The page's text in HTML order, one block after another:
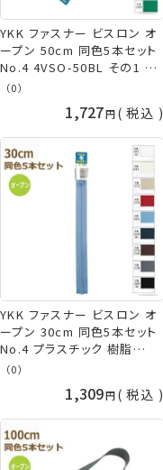
YKK ファスナー ビスロン オ
ープン 50cm 同色5本セット
No.4 4VSO-50BL その1 プ
ラスチック 樹脂 ネコポス可
（0）
1,727 税込
YKK ファスナー ビスロン オ
ープン 30cm 同色5本セット
No.4 プラスチック 樹脂
4VSO-30BL ネコポス可 手
（0）
1,309 税込